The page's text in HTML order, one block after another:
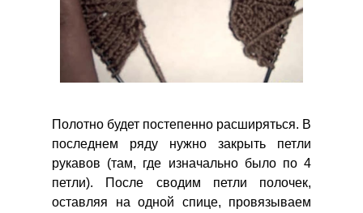
Полотно будет постепенно расширяться. В
последнем ряду нужно закрыть петли
рукавов (там, где изначально было по 4
петли). После сводим петли полочек,
оставляя на одной спице, провязываем